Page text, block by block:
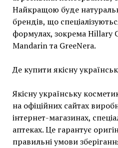
Найкращою буде
брендів, що
формулах, зокрема Hillary
Mandarin та GreeNera.
Де купити якісну
Якісну українську
на офіційних сайтах
інтернет-магазинах,
аптеках. Це гарантує
правильні умови